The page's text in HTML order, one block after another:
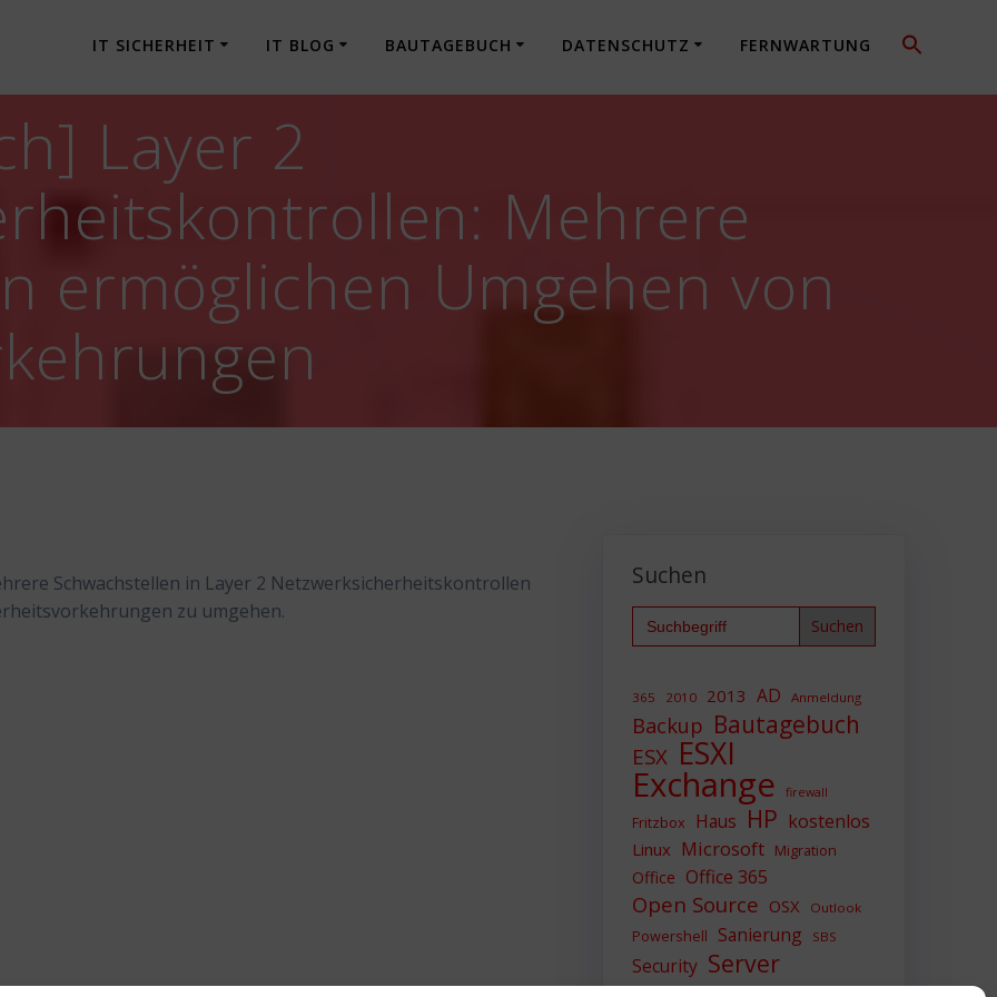
IT SICHERHEIT IT BLOG BAUTAGEBUCH DATENSCHUTZ FERNWARTUNG
Layer 2
Mehrere
ermöglichen Umgehen von
Schwachstellen in Layer 2 Netzwerksicherheitskontrollen
zu umgehen.
Suchen
Search
for:
365 2010 2013 AD Anmeldung
Backup Bautagebuch
ESX ESXI
Exchange firewall
Fritzbox Haus HP kostenlos
Linux Microsoft Migration
Office Office 365
Open Source OSX Outlook
Powershell Sanierung SBS
Security Server